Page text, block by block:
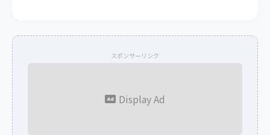
スポンサーリンク
Display Ad